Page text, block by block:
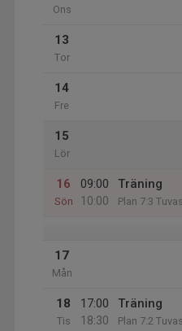
Ons
13
Tor
14
Fre
15
Lör
16
Sön
09:00
10:00
Träning
Plan 7:3
17
Mån
18
Tis
17:00
18:30
Träning
Plan 7:2